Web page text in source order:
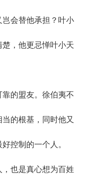
会替他承担？叶小
，他更忌惮叶小天
的盟友。徐伯夷不
的根基，同时他又
控制的一个人。
也是真心想为百姓